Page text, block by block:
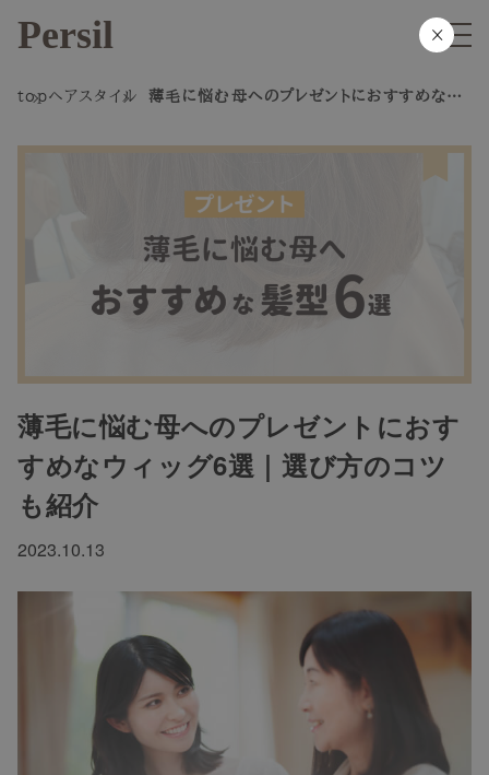
Persil
topヘアスタイル
薄毛に悩む母へのプレゼントにおすすめなウ
薄毛に悩む母へのプレゼントにおす
すめなウィッグ6選｜選び方のコツ
も紹介
2023.10.13
×